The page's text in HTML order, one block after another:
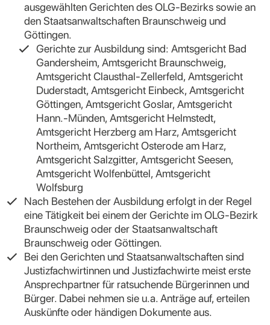
ausgewählten Gerichten des OLG-Bezirks sowie an
den Staatsanwaltschaften Braunschweig und
Göttingen.
Gerichte zur Ausbildung sind: Amtsgericht Bad
Gandersheim, Amtsgericht Braunschweig,
Amtsgericht Clausthal-Zellerfeld, Amtsgericht
Duderstadt, Amtsgericht Einbeck, Amtsgericht
Göttingen, Amtsgericht Goslar, Amtsgericht
Hann.-Münden, Amtsgericht Helmstedt,
Amtsgericht Herzberg am Harz, Amtsgericht
Northeim, Amtsgericht Osterode am Harz,
Amtsgericht Salzgitter, Amtsgericht Seesen,
Amtsgericht Wolfenbüttel, Amtsgericht
Wolfsburg
Nach Bestehen der Ausbildung erfolgt in der Regel
eine Tätigkeit bei einem der Gerichte im OLG-Bezirk
Braunschweig oder der Staatsanwaltschaft
Braunschweig oder Göttingen.
Bei den Gerichten und Staatsanwaltschaften sind
Justizfachwirtinnen und Justizfachwirte meist erste
Ansprechpartner für ratsuchende Bürgerinnen und
Bürger. Dabei nehmen sie u.a. Anträge auf, erteilen
Auskünfte oder händigen Dokumente aus.